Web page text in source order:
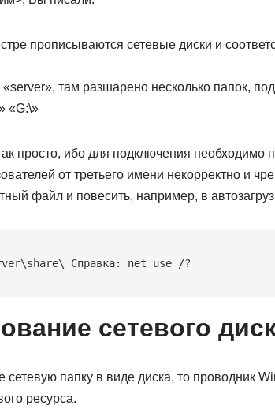
прописываются сетевые диски и
там разшарено несколько папок,
«G:\»
просто, ибо для подключения необходимо
от третьего имени некорректно и
файл и повесить, например, в
Справка: net use /?
сетевого
сетевую папку в виде диска, то проводник
ресурса.